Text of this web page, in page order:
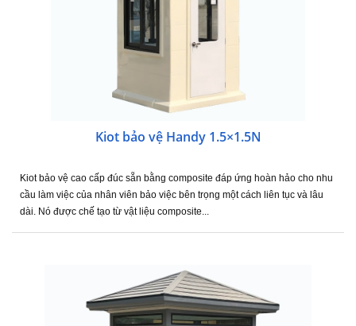
Kiot bảo vệ Handy 1.5×1.5N
Kiot bảo vệ cao cấp đúc sẵn bằng composite đáp ứng hoàn hảo cho nhu
cầu làm việc của nhân viên bảo việc bên trọng một cách liên tục và lâu
dài. Nó được chế tạo từ vật liệu composite...